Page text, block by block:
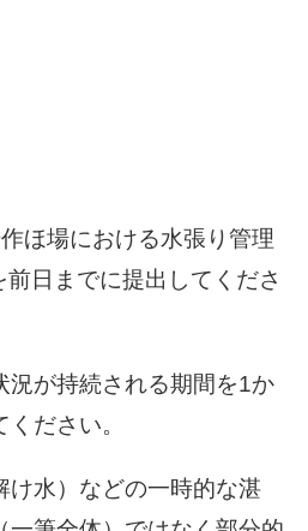
場における水張り管理
日までに提出してくださ
が持続される期間を1か
ださい。
水）などの一時的な湛